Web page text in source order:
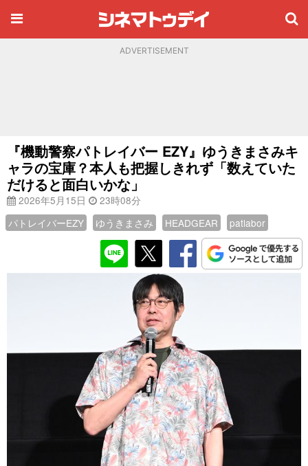
ADVERTISEMENT
『機動警察パトレイバー EZY』ゆうきまさみキ
ャラの宝庫？本人も把握しきれず「数えていた
だけると面白いかな」
2026年5月15日
23時08分
パトレイバーEZY
ゆうきまさみ HEADGEAR patlabor